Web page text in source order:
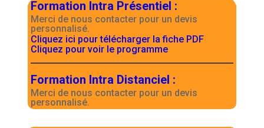
Formation Intra Présentiel :
Merci de nous contacter pour un devis
personnalisé.
Cliquez ici pour télécharger la fiche PDF
Cliquez pour voir le programme
Formation Intra Distanciel :
Merci de nous contacter pour un devis
personnalisé.